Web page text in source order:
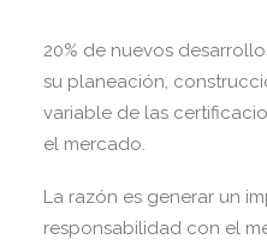
20% de nuevos
su planeación,
variable de las
el mercado.
La razón es generar un
responsabilidad con el